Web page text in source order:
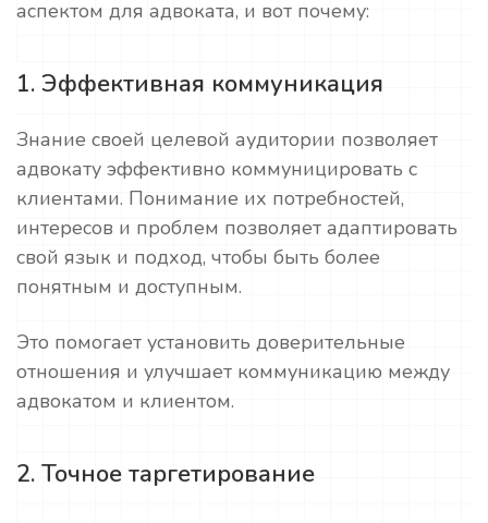
аспектом для адвоката, и вот почему:
1. Эффективная коммуникация
Знание своей целевой аудитории позволяет
адвокату эффективно коммуницировать с
клиентами. Понимание их потребностей,
интересов и проблем позволяет адаптировать
свой язык и подход, чтобы быть более
понятным и доступным.
Это помогает установить доверительные
отношения и улучшает коммуникацию между
адвокатом и клиентом.
2. Точное таргетирование